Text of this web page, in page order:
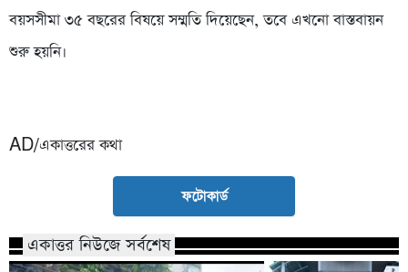
বয়সসীমা ৩৫ বছরের বিষয়ে সম্মতি দিয়েছেন, তবে এখনো বাস্তবায়ন
শুরু হয়নি।
AD/একাত্তরের কথা
ফটোকার্ড
একাত্তর নিউজে সর্বশেষ